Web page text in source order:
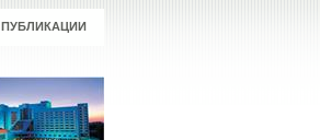
ПУБЛИКАЦИИ